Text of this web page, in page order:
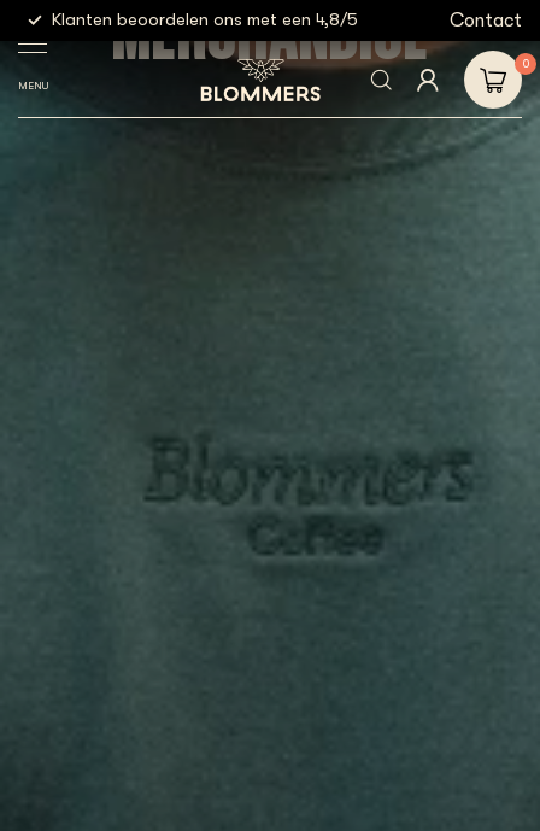
Klanten beoordelen ons met een 4,8/5 Gratis
Contact
MENU
0
MERCHANDISE